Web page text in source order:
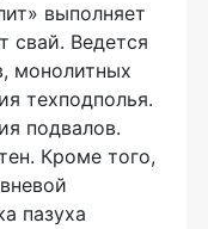
выполняет
свай. Ведется
монолитных
техподполья.
подвалов.
Кроме того,
пазуха